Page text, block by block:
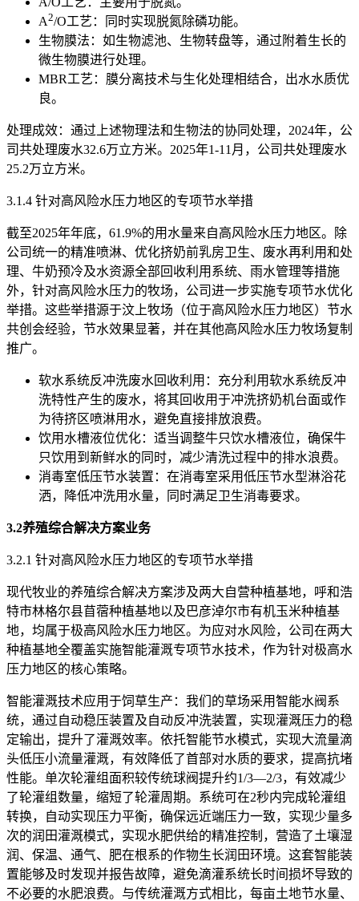
A2/O工艺：同时实现脱氮除磷功能。
生物膜法：如生物滤池、生物转盘等，通过附着生长的
微生物膜进行处理。
MBR工艺：膜分离技术与生化处理相结合，出水水质优
良。
处理成效：通过上述物理法和生物法的协同处理，2024年，公
司共处理废水32.6万立方米。2025年1-11月，公司共处理废水
25.2万立方米。
3.1.4 针对高风险水压力地区的专项节水举措
截至2025年年底，61.9%的用水量来自高风险水压力地区。除
公司统一的精准喷淋、优化挤奶前乳房卫生、废水再利用和处
理、牛奶预冷及水资源全部回收利用系统、雨水管理等措施
外，针对高风险水压力的牧场，公司进一步实施专项节水优化
举措。这些举措源于汶上牧场（位于高风险水压力地区）节水
共创会经验，节水效果显著，并在其他高风险水压力牧场复制
推广。
软水系统反冲洗废水回收利用：充分利用软水系统反冲
洗特性产生的废水，将其回收用于冲洗挤奶机台面或作
为待挤区喷淋用水，避免直接排放浪费。
饮用水槽液位优化：适当调整牛只饮水槽液位，确保牛
只饮用到新鲜水的同时，减少清洗过程中的排水浪费。
消毒室低压节水装置：在消毒室采用低压节水型淋浴花
洒，降低冲洗用水量，同时满足卫生消毒要求。
3.2养殖综合解决方案业务
3.2.1 针对高风险水压力地区的专项节水举措
现代牧业的养殖综合解决方案涉及两大自营种植基地，呼和浩
特市林格尔县苜蓿种植基地以及巴彦淖尔市有机玉米种植基
地，均属于极高风险水压力地区。为应对水风险，公司在两大
种植基地全覆盖实施智能灌溉专项节水技术，作为针对极高水
压力地区的核心策略。
智能灌溉技术应用于饲草生产：我们的草场采用智能水阀系
统，通过自动稳压装置及自动反冲洗装置，实现灌溉压力的稳
定输出，提升了灌溉效率。依托智能节水模式，实现大流量滴
头低压小流量灌溉，有效降低了首部对水质的要求，提高抗堵
性能。单次轮灌组面积较传统球阀提升约1/3—2/3，有效减少
了轮灌组数量，缩短了轮灌周期。系统可在2秒内完成轮灌组
转换，自动实现压力平衡，确保远近端压力一致，实现少量多
次的润田灌溉模式，实现水肥供给的精准控制，营造了土壤湿
润、保温、通气、肥在根系的作物生长润田环境。这套智能装
置能够及时发现并报告故障，避免滴灌系统长时间损坏导致的
不必要的水肥浪费。与传统灌溉方式相比，每亩土地节水量、